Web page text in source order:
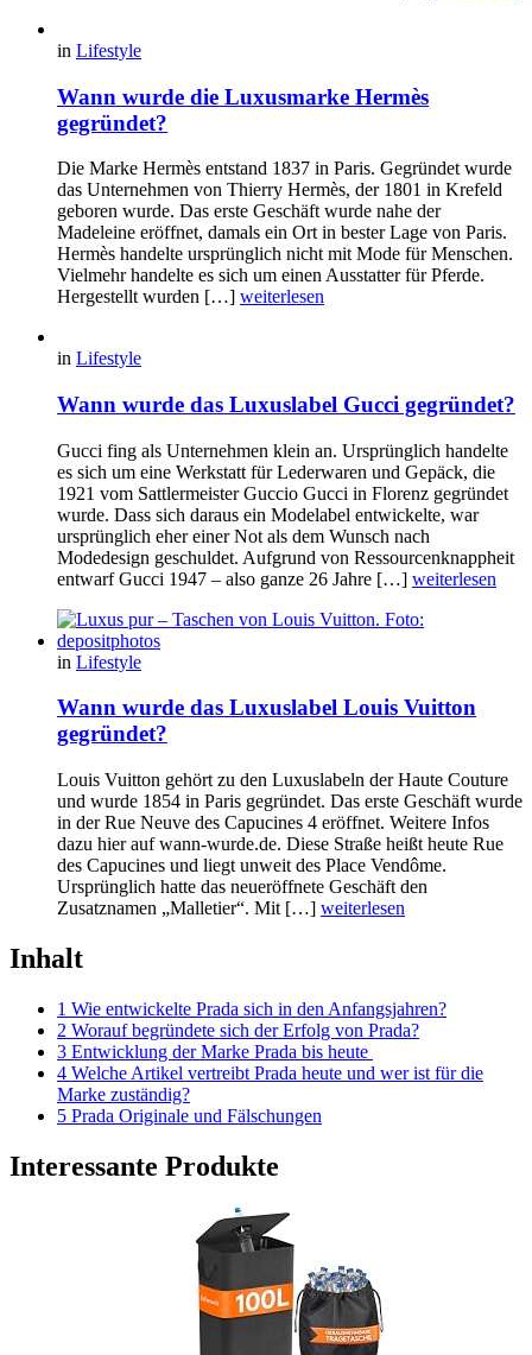
in Lifestyle
Wann wurde die Luxusmarke Hermès
gegründet?
Die Marke Hermès entstand 1837 in Paris. Gegründet wurde
das Unternehmen von Thierry Hermès, der 1801 in Krefeld
geboren wurde. Das erste Geschäft wurde nahe der
Madeleine eröffnet, damals ein Ort in bester Lage von Paris.
Hermès handelte ursprünglich nicht mit Mode für Menschen.
Vielmehr handelte es sich um einen Ausstatter für Pferde.
Hergestellt wurden […] weiterlesen
in Lifestyle
Wann wurde das Luxuslabel Gucci gegründet?
Gucci fing als Unternehmen klein an. Ursprünglich handelte
es sich um eine Werkstatt für Lederwaren und Gepäck, die
1921 vom Sattlermeister Guccio Gucci in Florenz gegründet
wurde. Dass sich daraus ein Modelabel entwickelte, war
ursprünglich eher einer Not als dem Wunsch nach
Modedesign geschuldet. Aufgrund von Ressourcenknappheit
entwarf Gucci 1947 – also ganze 26 Jahre […] weiterlesen
in Lifestyle
Wann wurde das Luxuslabel Louis Vuitton
gegründet?
Louis Vuitton gehört zu den Luxuslabeln der Haute Couture
und wurde 1854 in Paris gegründet. Das erste Geschäft wurde
in der Rue Neuve des Capucines 4 eröffnet. Weitere Infos
dazu hier auf wann-wurde.de. Diese Straße heißt heute Rue
des Capucines und liegt unweit des Place Vendôme.
Ursprünglich hatte das neueröffnete Geschäft den
Zusatznamen „Malletier“. Mit […] weiterlesen
Inhalt
1 Wie entwickelte Prada sich in den Anfangsjahren?
2 Worauf begründete sich der Erfolg von Prada?
3 Entwicklung der Marke Prada bis heute
4 Welche Artikel vertreibt Prada heute und wer ist für die
Marke zuständig?
5 Prada Originale und Fälschungen
Interessante Produkte